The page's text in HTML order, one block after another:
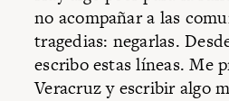
no acompañar a las
tragedias: negarlas.
escribo estas líneas. Me
Veracruz y escribir algo